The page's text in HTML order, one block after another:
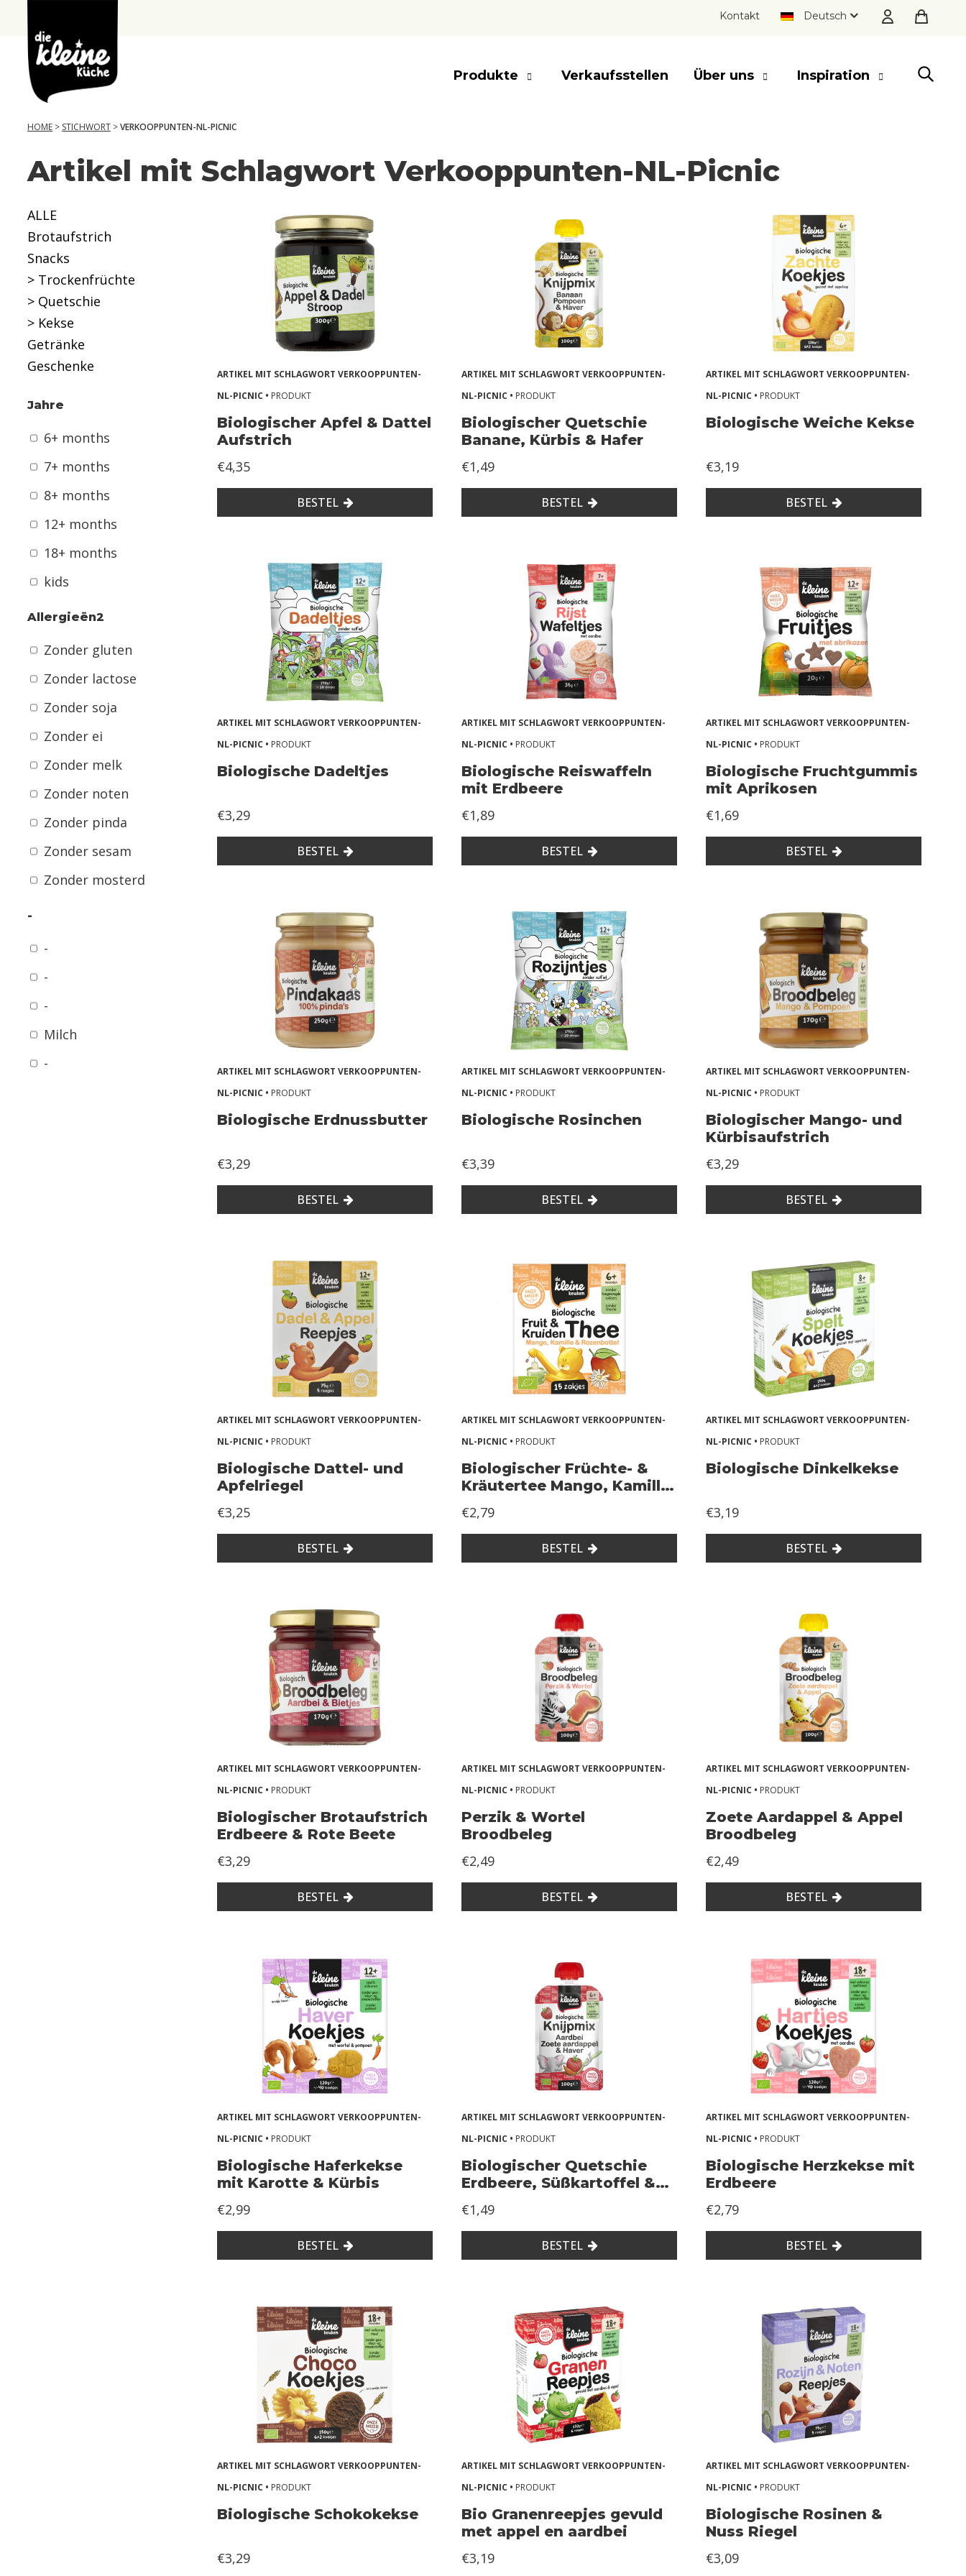
Kontakt Deutsch
Die
Kleine
Küche
Produkte Verkaufsstellen Über uns Inspiration
J
h
r
e
6
+
m
o
n
s
7
+
o
n
t
s
8
o
n
s
1
2
t
h
1
+
HOME > STICHWORT >VERKOOPPUNTEN-NL-PICNIC
Artikel mit Schlagwort Verkooppunten-NL-Picnic
ALLE
Brotaufstrich
Snacks
> Trockenfrüchte
> Quetschie
> Kekse
Getränke
Geschenke
Jahre
6+ months
7+ months
8+ months
12+ months
18+ months
kids
Allergieën2
Zonder gluten
Zonder lactose
Zonder soja
Zonder ei
Zonder melk
Zonder noten
Zonder pinda
Zonder sesam
Zonder mosterd
-
-
-
-
Milch
-
ARTIKEL MIT SCHLAGWORT VERKOOPPUNTEN-
NL-PICNIC • PRODUKT
Biologischer Apfel & Dattel
Aufstrich
€4,35
BESTEL
ARTIKEL MIT SCHLAGWORT VERKOOPPUNTEN-
NL-PICNIC • PRODUKT
Biologischer Quetschie
Banane, Kürbis & Hafer
€1,49
BESTEL
ARTIKEL MIT SCHLAGWORT VERKOOPPUNTEN-
NL-PICNIC • PRODUKT
Biologische Weiche Kekse
€3,19
BESTEL
ARTIKEL MIT SCHLAGWORT VERKOOPPUNTEN-
NL-PICNIC • PRODUKT
Biologische Dadeltjes
€3,29
BESTEL
ARTIKEL MIT SCHLAGWORT VERKOOPPUNTEN-
NL-PICNIC • PRODUKT
Biologische Reiswaffeln
mit Erdbeere
€1,89
BESTEL
ARTIKEL MIT SCHLAGWORT VERKOOPPUNTEN-
NL-PICNIC • PRODUKT
Biologische Fruchtgummis
mit Aprikosen
€1,69
BESTEL
ARTIKEL MIT SCHLAGWORT VERKOOPPUNTEN-
NL-PICNIC • PRODUKT
Biologische Erdnussbutter
€3,29
BESTEL
ARTIKEL MIT SCHLAGWORT VERKOOPPUNTEN-
NL-PICNIC • PRODUKT
Biologische Rosinchen
€3,39
BESTEL
ARTIKEL MIT SCHLAGWORT VERKOOPPUNTEN-
NL-PICNIC • PRODUKT
Biologischer Mango- und
Kürbisaufstrich
€3,29
BESTEL
ARTIKEL MIT SCHLAGWORT VERKOOPPUNTEN-
NL-PICNIC • PRODUKT
Biologische Dattel- und
Apfelriegel
€3,25
BESTEL
ARTIKEL MIT SCHLAGWORT VERKOOPPUNTEN-
NL-PICNIC • PRODUKT
Biologischer Früchte- &
Kräutertee Mango, Kamille
€2,79
BESTEL
ARTIKEL MIT SCHLAGWORT VERKOOPPUNTEN-
NL-PICNIC • PRODUKT
Biologische Dinkelkekse
€3,19
BESTEL
ARTIKEL MIT SCHLAGWORT VERKOOPPUNTEN-
NL-PICNIC • PRODUKT
Biologischer Brotaufstrich
Erdbeere & Rote Beete
€3,29
BESTEL
ARTIKEL MIT SCHLAGWORT VERKOOPPUNTEN-
NL-PICNIC • PRODUKT
Perzik & Wortel
Broodbeleg
€2,49
BESTEL
ARTIKEL MIT SCHLAGWORT VERKOOPPUNTEN-
NL-PICNIC • PRODUKT
Zoete Aardappel & Appel
Broodbeleg
€2,49
BESTEL
ARTIKEL MIT SCHLAGWORT VERKOOPPUNTEN-
NL-PICNIC • PRODUKT
Biologische Haferkekse
mit Karotte & Kürbis
€2,99
BESTEL
ARTIKEL MIT SCHLAGWORT VERKOOPPUNTEN-
NL-PICNIC • PRODUKT
Biologischer Quetschie
Erdbeere, Süßkartoffel &
€1,49
BESTEL
ARTIKEL MIT SCHLAGWORT VERKOOPPUNTEN-
NL-PICNIC • PRODUKT
Biologische Herzkekse mit
Erdbeere
€2,79
BESTEL
ARTIKEL MIT SCHLAGWORT VERKOOPPUNTEN-
NL-PICNIC • PRODUKT
Biologische Schokokekse
€3,29
ARTIKEL MIT SCHLAGWORT VERKOOPPUNTEN-
NL-PICNIC • PRODUKT
Bio Granenreepjes gevuld
met appel en aardbei
€3,19
ARTIKEL MIT SCHLAGWORT VERKOOPPUNTEN-
NL-PICNIC • PRODUKT
Biologische Rosinen &
Nuss Riegel
€3,09